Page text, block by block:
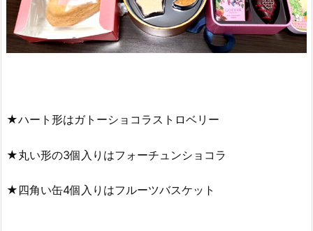
★ハート形はガトーショコラストロベリー
★丸い形の3個入りはフォーチュンショコラ
★四角い缶4個入りはフルーツバスケット